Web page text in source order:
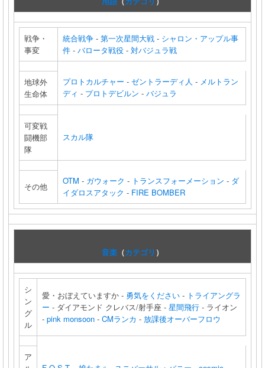
戦争・
事変
統合戦争 - 第一次星間大戦 - シャロン・アップル事
件 - バロータ戦役 - 対バジュラ戦
地球外
生命体
プロトカルチャー - ゼントラーディ人 - メルトラン
ディ - プロトデビルン - バジュラ
可変戦
闘機部
隊
スカル隊
その他
OTM - ガウォーク - トランスフォーメーション - ダ
イダロスアタック - FIRE BOMBER
音楽 （カテゴリ ）
シ
ン
グ
ル
愛・おぼえていますか - 勇気をください - トライアングラ
ー - ダイアモンド クレバス/射手座 - 星間飛行 - ライオン
- pink monsoon - CMランカ - 放課後オーバーフロウ
ア